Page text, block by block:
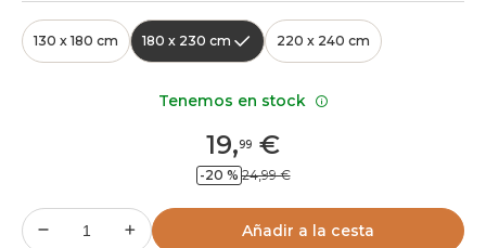
130 x 180 cm 180 x 230 cm 220 x 240 cm
19,99 €
-20 % 24,99 €
Añadir a la cesta